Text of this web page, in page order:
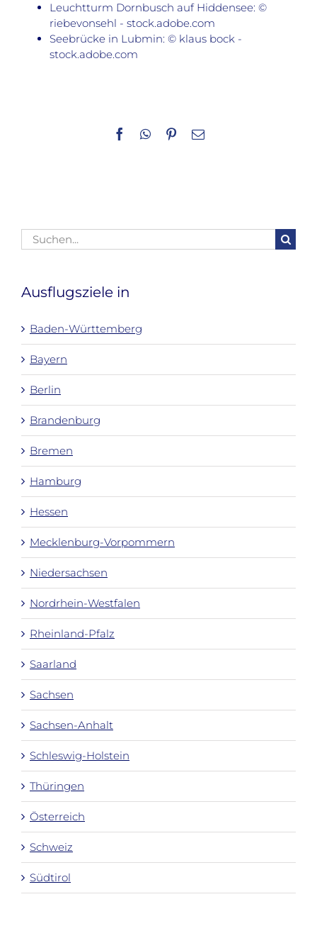
Leuchtturm Dornbusch auf Hiddensee: ©
riebevonsehl - stock.adobe.com
Seebrücke in Lubmin: © klaus bock -
stock.adobe.com
Facebook
WhatsApp
Pinterest
E-
Suche
nach:
Ausflugsziele in
Baden-Württemberg
Bayern
Berlin
Brandenburg
Bremen
Hamburg
Hessen
Mecklenburg-Vorpommern
Niedersachsen
Nordrhein-Westfalen
Rheinland-Pfalz
Saarland
Sachsen
Sachsen-Anhalt
Schleswig-Holstein
Thüringen
Österreich
Schweiz
Südtirol